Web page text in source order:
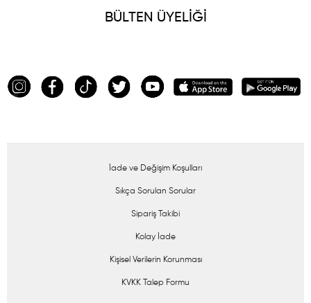
BÜLTEN ÜYELİĞİ
İade ve Değişim Koşulları
Sıkça Sorulan Sorular
Sipariş Takibi
Kolay İade
Kişisel Verilerin Korunması
KVKK Talep Formu